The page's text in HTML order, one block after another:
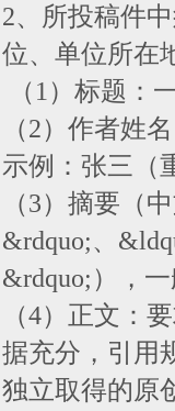
2、所投稿件
位、单位所在
（1）标题：
（2）作者姓
示例：张三（
（3）摘要（
&rdquo;、
&rdquo;），
（4）正文：
据充分，引用
独立取得的原